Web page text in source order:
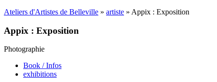
Ateliers d'Artistes de Belleville » artiste » Appix : Exposition
Appix : Exposition
Photographie
Book / Infos
exhibitions